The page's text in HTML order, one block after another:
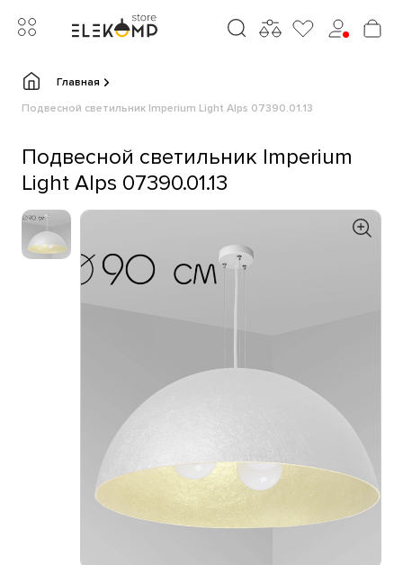
Главная
Подвесной светильник Imperium Light Alps 07390.01.13
Подвесной светильник Imperium
Light Alps 07390.01.13